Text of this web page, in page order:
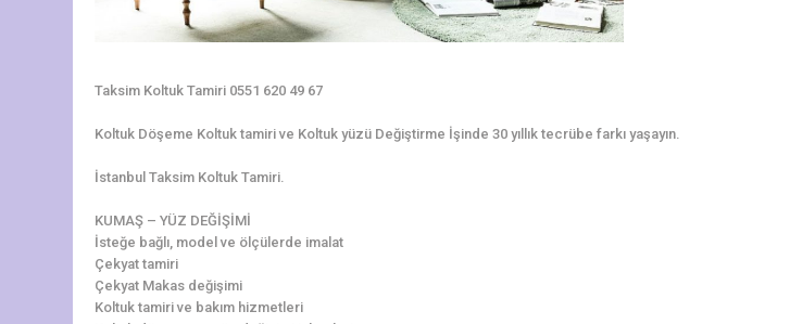
Taksim Koltuk Tamiri 0551 620 49 67
Koltuk Döşeme Koltuk tamiri ve Koltuk yüzü Değiştirme İşinde 30 yıllık tecrübe farkı yaşayın.
İstanbul Taksim Koltuk Tamiri.
KUMAŞ – YÜZ DEĞİŞİMİ
İsteğe bağlı, model ve ölçülerde imalat
Çekyat tamiri
Çekyat Makas değişimi
Koltuk tamiri ve bakım hizmetleri